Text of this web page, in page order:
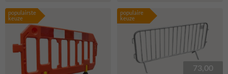
populairste
keuze
populaire
keuze
73,00